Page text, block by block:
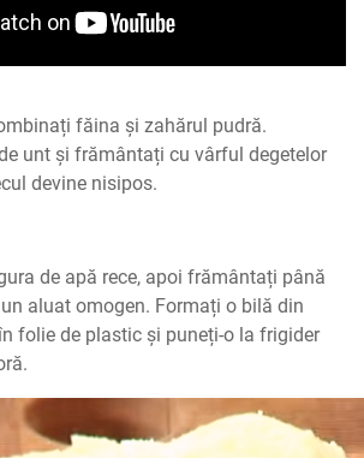
făina și zahărul pudră.
unt și frământați cu vârful degetelor
devine nisipos.
de apă rece, apoi frământați până
aluat omogen. Formați o bilă din
folie de plastic și puneți-o la frigider